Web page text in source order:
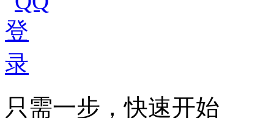
只需一步，快速开始